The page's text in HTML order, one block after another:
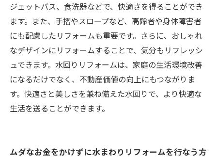
ジェットバス、食洗器などで、快適さを得ることができ
ます。また、手摺やスロープなど、高齢者や身体障害者
にも配慮したリフォームも重要です。さらに、おしゃれ
なデザインにリフォームすることで、気分もリフレッシ
ュできます。水回りリフォームは、家庭の生活環境改善
になるだけでなく、不動産価値の向上にもつながりま
す。快適さと美しさを兼ね備えた水回りで、より快適な
生活を送ることができます。
ムダなお金をかけずに水まわりリフォームを行なう方